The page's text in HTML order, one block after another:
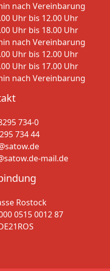
nach Vereinbarung
Uhr bis 12.00 Uhr
Uhr bis 18.00 Uhr
nach Vereinbarung
Uhr bis 12.00 Uhr
Uhr bis 17.00 Uhr
nach Vereinbarung
734-0
734 44
mail.de
Rostock
0515 0012 87